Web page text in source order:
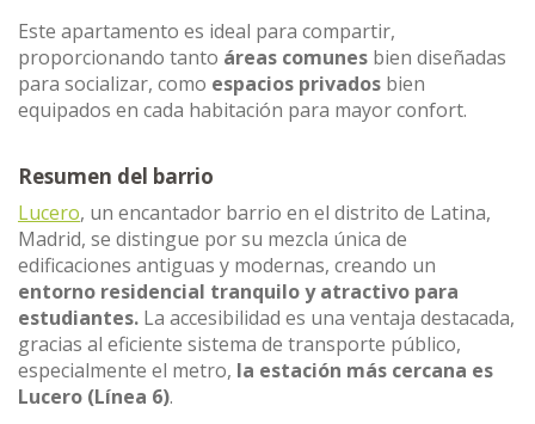
Este apartamento es ideal para compartir,
proporcionando tanto áreas comunes bien diseñadas
para socializar, como espacios privados bien
equipados en cada habitación para mayor confort.
Resumen del barrio
Lucero, un encantador barrio en el distrito de Latina,
Madrid, se distingue por su mezcla única de
edificaciones antiguas y modernas, creando un
entorno residencial tranquilo y atractivo para
estudiantes. La accesibilidad es una ventaja destacada,
gracias al eficiente sistema de transporte público,
especialmente el metro, la estación más cercana es
Lucero (Línea 6).